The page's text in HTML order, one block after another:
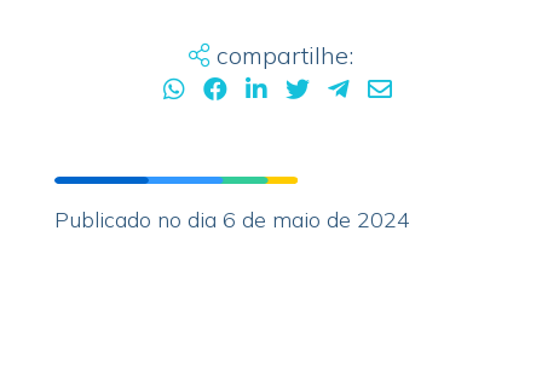
compartilhe:
Publicado no dia 6 de maio de 2024